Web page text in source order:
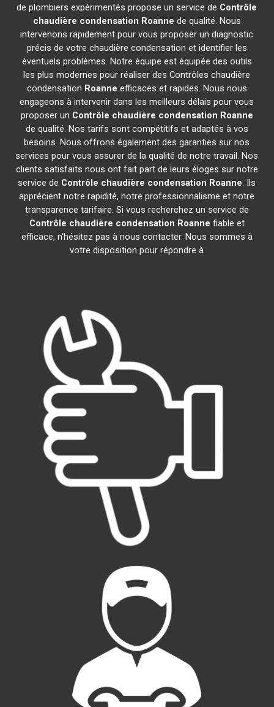
de plombiers expérimentés propose un service de Contrôle
chaudière condensation Roanne de qualité. Nous
intervenons rapidement pour vous proposer un diagnostic
précis de votre chaudière condensation et identifier les
éventuels problèmes. Notre équipe est équipée des outils
les plus modernes pour réaliser des Contrôles chaudière
condensation Roanne efficaces et rapides. Nous nous
engageons à intervenir dans les meilleurs délais pour vous
proposer un Contrôle chaudière condensation Roanne
de qualité. Nos tarifs sont compétitifs et adaptés à vos
besoins. Nous offrons également des garanties sur nos
services pour vous assurer de la qualité de notre travail. Nos
clients satisfaits nous ont fait part de leurs éloges sur notre
service de Contrôle chaudière condensation Roanne. Ils
apprécient notre rapidité, notre professionnalisme et notre
transparence tarifaire. Si vous recherchez un service de
Contrôle chaudière condensation Roanne fiable et
efficace, n'hésitez pas à nous contacter. Nous sommes à
votre disposition pour répondre à